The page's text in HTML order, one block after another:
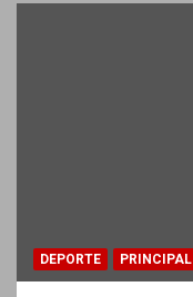
DEPORTE PRINCIPAL